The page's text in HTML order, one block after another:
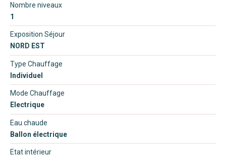
Nombre niveaux
1
Exposition Séjour
NORD EST
Type Chauffage
Individuel
Mode Chauffage
Electrique
Eau chaude
Ballon électrique
Etat intérieur